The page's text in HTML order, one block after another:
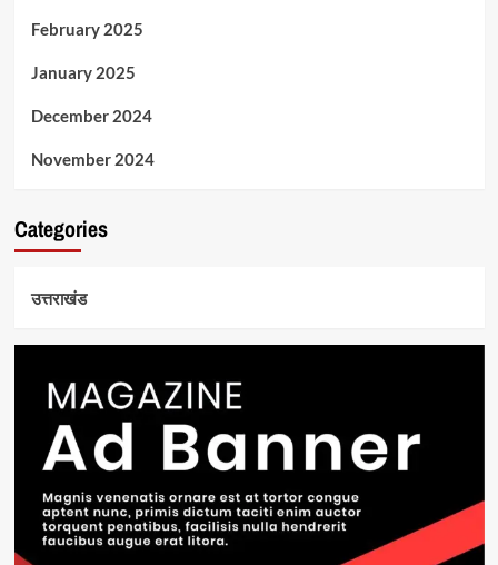
February 2025
January 2025
December 2024
November 2024
Categories
उत्तराखंड